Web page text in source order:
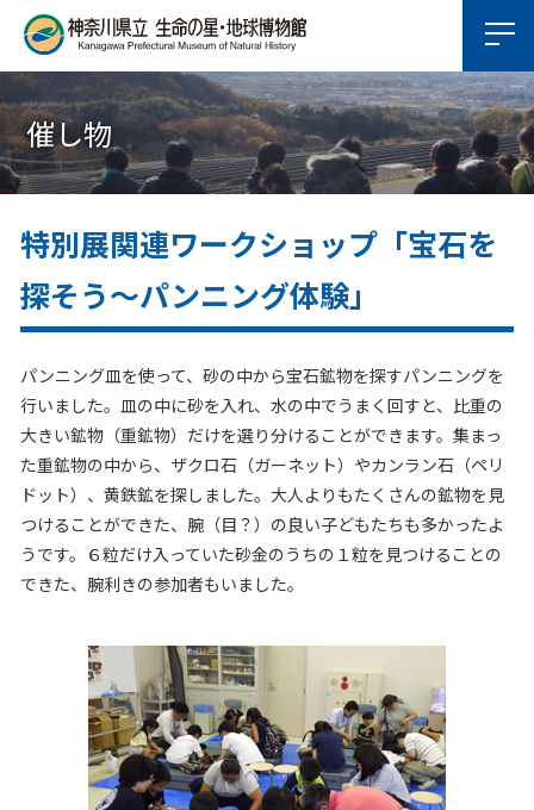
催し物
特別展関連ワークショップ「宝石を
探そう～パンニング体験」
パンニング皿を使って、砂の中から宝石鉱物を探すパンニングを
行いました。皿の中に砂を入れ、水の中でうまく回すと、比重の
大きい鉱物（重鉱物）だけを選り分けることができます。集まっ
た重鉱物の中から、ザクロ石（ガーネット）やカンラン石（ペリ
ドット）、黄鉄鉱を探しました。大人よりもたくさんの鉱物を見
つけることができた、腕（目？）の良い子どもたちも多かったよ
うです。６粒だけ入っていた砂金のうちの１粒を見つけることの
できた、腕利きの参加者もいました。